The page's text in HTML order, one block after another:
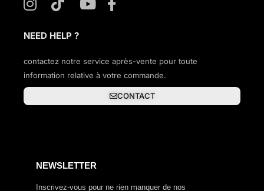
NEED HELP ?
contactez notre service après-vente pour toute
information relative à votre commande.
CONTACT
NEWSLETTER
Inscrivez-vous pour ne rien manquer de nos